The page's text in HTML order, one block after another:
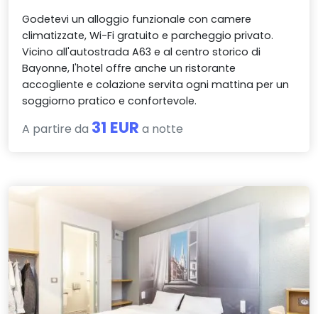
Godetevi un alloggio funzionale con camere
climatizzate, Wi-Fi gratuito e parcheggio privato.
Vicino all'autostrada A63 e al centro storico di
Bayonne, l'hotel offre anche un ristorante
accogliente e colazione servita ogni mattina per un
soggiorno pratico e confortevole.
A partire da 31 EUR a notte